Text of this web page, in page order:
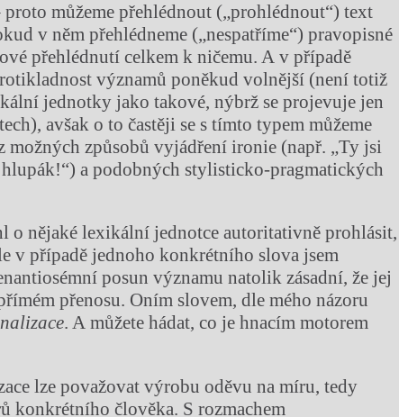
můžeme přehlédnout („prohlédnout“) text
v něm přehlédneme („nespatříme“) pravopisné
přehlédnutí celkem k ničemu. A v případě
významů poněkud volnější (není totiž
jednotky jako takové, nýbrž se projevuje jen
avšak o to častěji se s tímto typem můžeme
možných způsobů vyjádření ironie (např. „Ty jsi
a podobných stylisticko-pragmatických
o nějaké lexikální jednotce autoritativně prohlásit,
v případě jednoho konkrétního slova jsem
posun významu natolik zásadní, že jej
přenosu. Oním slovem, dle mého názoru
. A můžete hádat, co je hnacím motorem
lze považovat výrobu oděvu na míru, tedy
konkrétního člověka. S rozmachem